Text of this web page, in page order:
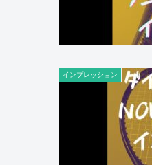
インプレッション